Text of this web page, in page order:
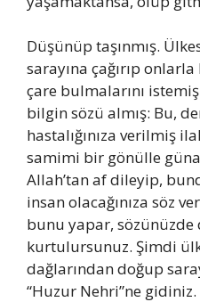
Düşünüp taşınmış.
sarayına çağırıp
çare bulmalarını
bilgin sözü almış: Bu,
hastalığınıza verilmiş
samimi bir gönülle
Allah’tan af dileyip,
insan olacağınıza söz
bunu yapar, sözünüzde
kurtulursunuz. Şimdi
dağlarından doğup
“Huzur Nehri”ne